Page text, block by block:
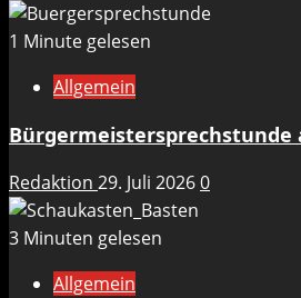
1 Minute gelesen
Allgemein
Bürgermeistersprechstunde
Redaktion 29. Juli 20260
3 Minuten gelesen
Allgemein